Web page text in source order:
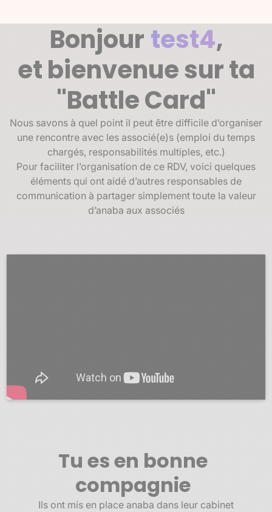
Bonjour test4,
et bienvenue sur ta
"Battle Card"
Nous savons à quel point il peut être difficile d’organiser
une rencontre avec les associé(e)s (emploi du temps
chargés, responsabilités multiples, etc.)
Pour faciliter l’organisation de ce RDV, voici quelques
éléments qui ont aidé d’autres responsables de
communication à partager simplement toute la valeur
d’anaba aux associés
Tu es en bonne
compagnie
Ils ont mis en place anaba dans leur cabinet